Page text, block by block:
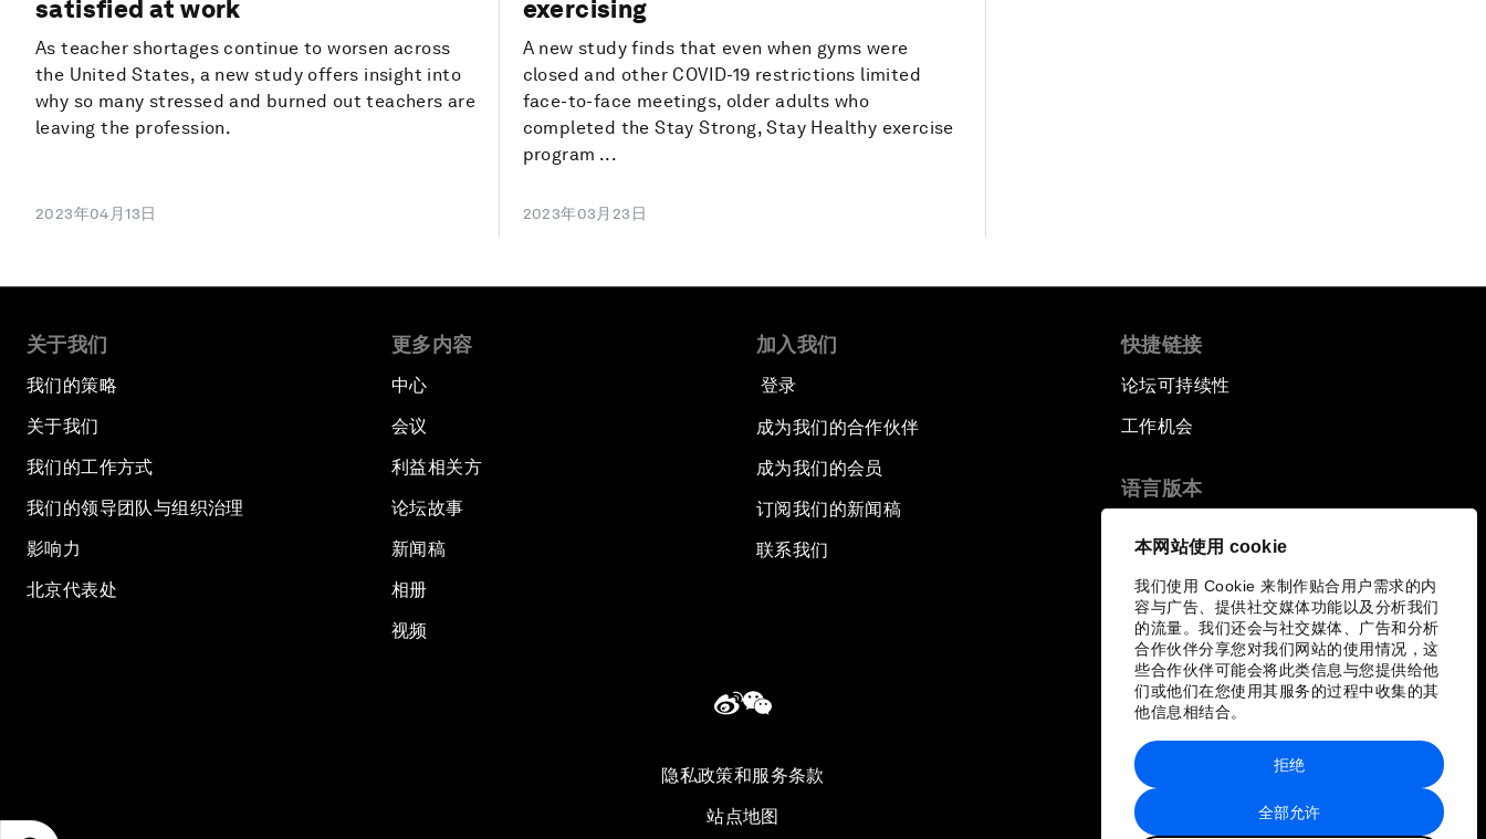
本网站使用 cookie
我们使用 Cookie 来制作贴合用户需求的内
容与广告、提供社交媒体功能以及分析我们
的流量。我们还会与社交媒体、广告和分析
合作伙伴分享您对我们网站的使用情况，这
些合作伙伴可能会将此类信息与您提供给他
们或他们在您使用其服务的过程中收集的其
他信息相结合。
全部允许
拒绝
satisfied at work
As teacher shortages continue to worsen across
the United States, a new study offers insight into
why so many stressed and burned out teachers are
leaving the profession.
2023年04月13日
exercising
A new study finds that even when gyms were
closed and other COVID-19 restrictions limited
face-to-face meetings, older adults who
completed the Stay Strong, Stay Healthy exercise
program ...
2023年03月23日
关于我们
我们的策略
关于我们
我们的工作方式
我们的领导团队与组织治理
影响力
北京代表处
更多内容
中心
会议
利益相关方
论坛故事
新闻稿
相册
视频
加入我们
登录
成为我们的合作伙伴
成为我们的会员
订阅我们的新闻稿
联系我们
快捷链接
论坛可持续性
工作机会
语言版本
隐私政策和服务条款
站点地图